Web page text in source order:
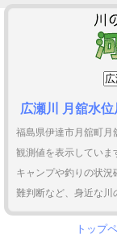
広瀬川 月舘水
福島県伊達市月舘町月
観測値を表示していま
キャンプや釣りの状
難判断など、身近な川
トップ